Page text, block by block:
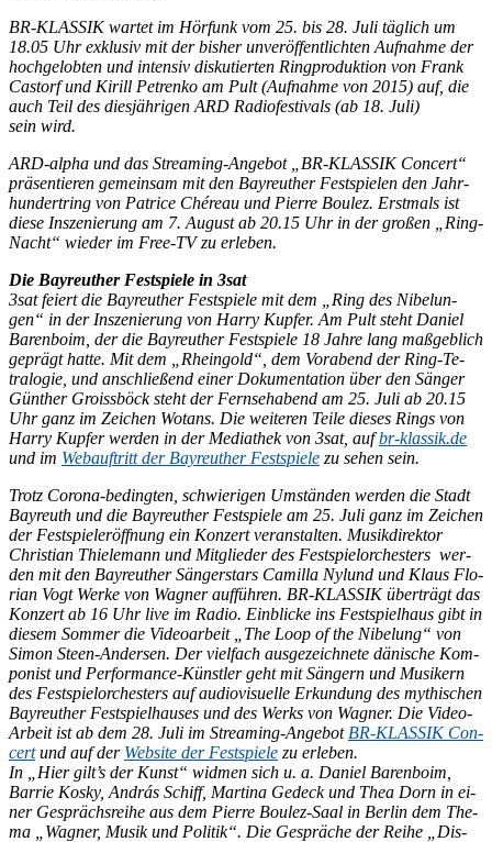
BR-KLAS­SIK war­tet im Hör­funk vom 25. bis 28. Juli täg­lich um
18.05 Uhr ex­klu­siv mit der bis­her un­ver­öf­fent­lich­ten Auf­nah­me der
hoch­ge­lob­ten und in­ten­siv dis­ku­tier­ten Ring­pro­duk­ti­on von Frank
Cas­torf und Ki­rill Pe­tren­ko am Pult (Auf­nah­me von 2015) auf, die
auch Teil des dies­jäh­ri­gen ARD Ra­dio­fes­ti­vals (ab 18. Juli)
sein wird.
ARD-al­pha und das Strea­ming-An­ge­bot „BR-KLAS­SIK Con­cert“
prä­sen­tie­ren ge­mein­sam mit den Bay­reu­ther Fest­spie­len den Jahr­
hun­dert­ring von Pa­tri­ce Ché­reau und Pierre Bou­lez. Erst­mals ist
die­se In­sze­nie­rung am 7. Au­gust ab 20.15 Uhr in der gro­ßen „Ring-
Nacht“ wie­der im Free-TV zu erleben.
Die Bay­reu­ther Fest­spie­le in 3sat
3sat fei­ert die Bay­reu­ther Fest­spie­le mit dem „Ring des Ni­be­lun­
gen“ in der In­sze­nie­rung von Har­ry Kup­fer. Am Pult steht Da­ni­el
Ba­ren­bo­im, der die Bay­reu­ther Fest­spie­le 18 Jah­re lang maß­geb­lich
ge­prägt hat­te. Mit dem „Rhein­gold“, dem Vor­abend der Ring-Te­
tra­lo­gie, und an­schlie­ßend ei­ner Do­ku­men­ta­ti­on über den Sän­ger
Gün­ther Groiss­böck steht der Fern­seh­abend am 25. Juli ab 20.15
Uhr ganz im Zei­chen Wo­tans. Die wei­te­ren Tei­le die­ses Rings von
Har­ry Kup­fer wer­den in der Me­dia­thek von 3sat, aufbr​-klas​sik​.de
und im Web­auf­tritt der Bay­reu­ther Fest­spie­le zu se­hen sein.
Trotz Co­ro­na-be­ding­ten, schwie­ri­gen Um­stän­den wer­den die Stadt
Bay­reuth und die Bay­reu­ther Fest­spie­le am 25. Juli ganz im Zei­chen
der Fest­spiel­eröff­nung ein Kon­zert ver­an­stal­ten. Mu­sik­di­rek­tor
Chris­ti­an Thie­le­mann und Mit­glie­der des Fest­spiel­or­ches­ters wer­
den mit den Bay­reu­ther Sän­ger­stars Ca­mil­la Ny­lund und Klaus Flo­
ri­an Vogt Wer­ke von Wag­ner auf­füh­ren. BR-KLAS­SIK über­trägt das
Kon­zert ab 16 Uhr live im Ra­dio. Ein­bli­cke ins Fest­spiel­haus gibt in
die­sem Som­mer die Vi­deo­ar­beit „The Loop of the Ni­be­lung“ von
Si­mon Steen-An­der­sen. Der viel­fach aus­ge­zeich­ne­te dä­ni­sche Kom­
po­nist und Per­for­mance-Künst­ler geht mit Sän­gern und Mu­si­kern
des Fest­spiel­or­ches­ters auf au­dio­vi­su­el­le Er­kun­dung des my­thi­schen
Bay­reu­ther Fest­spiel­hau­ses und des Werks von Wag­ner. Die Vi­deo-
Ar­beit ist ab dem 28. Juli im Strea­ming-An­ge­bot BR-KLAS­SIK Con­
certund auf der Web­site der Fest­spie­le zu erleben.
In „Hier gilt’s der Kunst“ wid­men sich u. a. Da­ni­el Ba­ren­bo­im,
Bar­rie Kos­ky, An­drás Schiff, Mar­ti­na Ge­deck und Thea Dorn in ei­
ner Ge­sprächs­rei­he aus dem Pierre Bou­lez-Saal in Ber­lin dem The­
ma „Wag­ner, Mu­sik und Po­li­tik“. Die Ge­sprä­che der Rei­he „Dis­